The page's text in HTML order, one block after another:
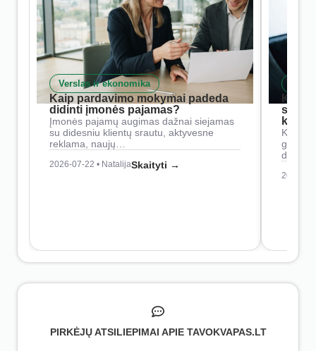
Verslas ir ekonomika
Kaip pardavimo mokymai padeda
didinti įmonės pajamas?
Įmonės pajamų augimas dažnai siejamas
su didesniu klientų srautu, aktyvesne
reklama, naujų…
2026-07-22 • NatalijaSkaityti →
Kaip
2026-
PIRKĖJŲ ATSILIEPIMAI APIE TAVOKVAPAS.LT